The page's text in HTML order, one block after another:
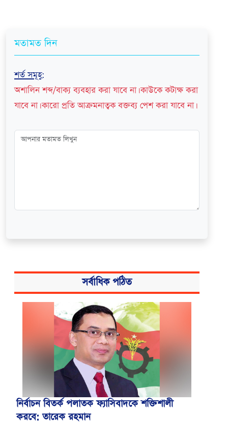
মতামত দিন
শর্ত সমূহ:
অশালিন শব্দ/বাক্য ব্যবহার করা যাবে না। কাউকে কটাক্ষ করা
যাবে না। কারো প্রতি আক্রমনাত্বক বক্তব্য পেশ করা যাবে না।
সর্বাধিক পঠিত
নির্বাচন বিতর্ক পলাতক ফ্যাসিবাদকে শক্তিশালী
করবে: তারেক রহমান